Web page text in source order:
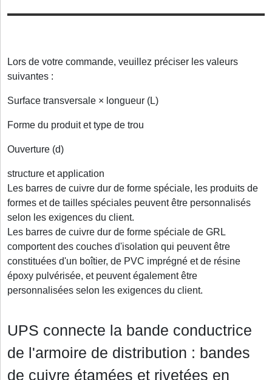
Lors de votre commande, veuillez préciser les valeurs
suivantes :
Surface transversale × longueur (L)
Forme du produit et type de trou
Ouverture (d)
structure et application
Les barres de cuivre dur de forme spéciale, les produits de
formes et de tailles spéciales peuvent être personnalisés
selon les exigences du client.
Les barres de cuivre dur de forme spéciale de GRL
comportent des couches d'isolation qui peuvent être
constituées d'un boîtier, de PVC imprégné et de résine
époxy pulvérisée, et peuvent également être
personnalisées selon les exigences du client.
UPS connecte la bande conductrice
de l'armoire de distribution : bandes
de cuivre étamées et rivetées en